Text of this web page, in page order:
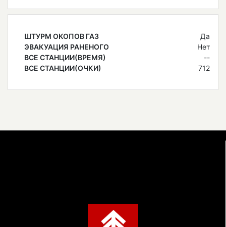
ШТУРМ ОКОПОВ ГАЗ
Да
ЭВАКУАЦИЯ РАНЕНОГО
Нет
ВСЕ СТАНЦИИ(ВРЕМЯ)
--
ВСЕ СТАНЦИИ(ОЧКИ)
712